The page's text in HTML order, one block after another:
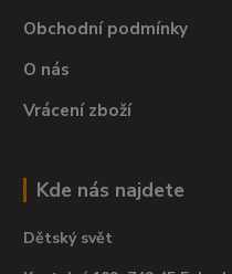
Obchodní podmínky
O nás
Vrácení zboží
Kde nás najdete
Dětský svět